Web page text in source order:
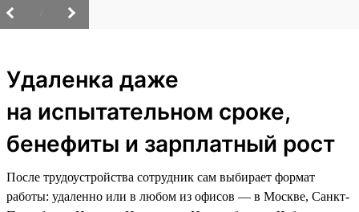
Удаленка даже
на испытательном сроке,
бенефиты и зарплатный рост
После трудоустройства сотрудник сам выбирает формат
работы: удаленно или в любом из офисов — в Москве, Санкт-